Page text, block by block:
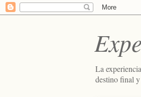
La
destino final